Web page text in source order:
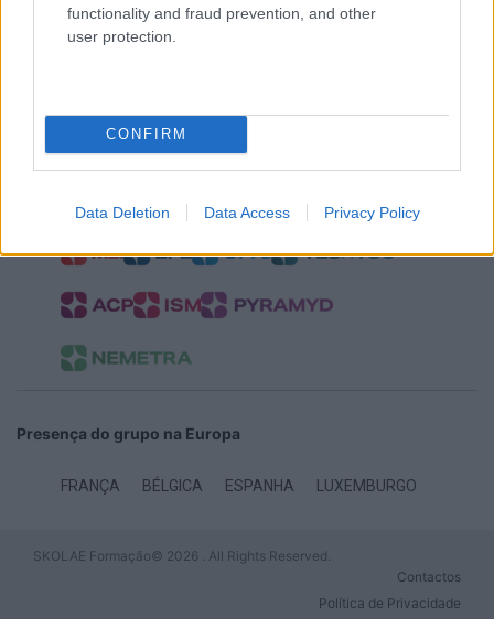
functionality and fraud prevention, and other
user protection.
CONFIRM
Data Deletion Data Access Privacy Policy
Contactos
Outras marcas do Grupo
Presença do grupo na Europa
FRANÇA BÉLGICA ESPANHA LUXEMBURGO
SKOLAE Formação© 2026 . All Rights Reserved.
Contactos
Política de Privacidade